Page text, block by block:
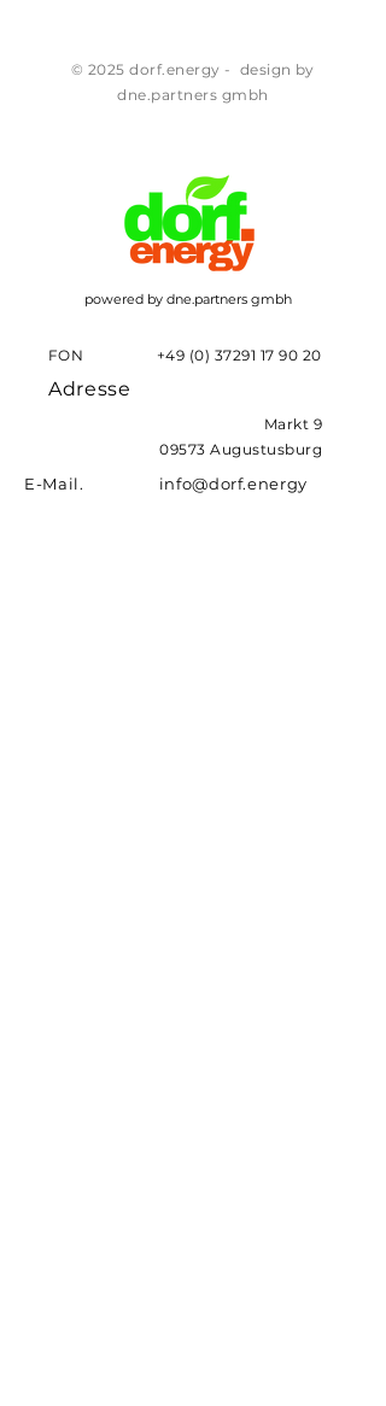
© 2025 dorf.energy - design by
dne.partners gmbh
powered by dne.partners gmbh
FON +49 (0) 37291 17 90 20
Adresse
Markt 9
09573 Augustusburg
E-Mail. info@dorf.energy